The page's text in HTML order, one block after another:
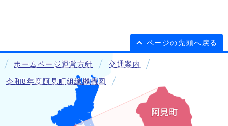
ページの先頭へ戻る
ホームページ運営方針 交通案内
令和8年度阿見町組織機構図